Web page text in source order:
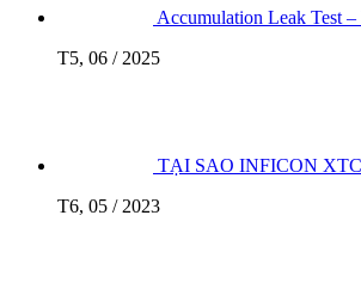
Accumulation Leak Test
T5, 06 / 2025
TẠI SAO INFICON
T6, 05 / 2023